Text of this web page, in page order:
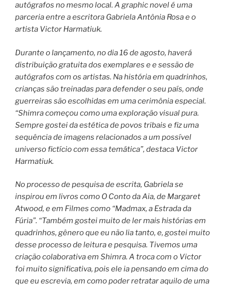
autógrafos no mesmo local. A graphic novel é uma
parceria entre a escritora Gabriela Antônia Rosa e o
artista Victor Harmatiuk.
Durante o lançamento, no dia 16 de agosto, haverá
distribuição gratuita dos exemplares e e sessão de
autógrafos com os artistas. Na história em quadrinhos,
crianças são treinadas para defender o seu país, onde
guerreiras são escolhidas em uma cerimônia especial.
“Shimra começou como uma exploração visual pura.
Sempre gostei da estética de povos tribais e fiz uma
sequência de imagens relacionados a um possível
universo fictício com essa temática”, destaca Victor
Harmatiuk.
No processo de pesquisa de escrita, Gabriela se
inspirou em livros como O Conto da Aia, de Margaret
Atwood, e em Filmes como “Madmax, a Estrada da
Fúria”. “Também gostei muito de ler mais histórias em
quadrinhos, gênero que eu não lia tanto, e, gostei muito
desse processo de leitura e pesquisa. Tivemos uma
criação colaborativa em Shimra. A troca com o Victor
foi muito significativa, pois ele ia pensando em cima do
que eu escrevia, em como poder retratar aquilo de uma